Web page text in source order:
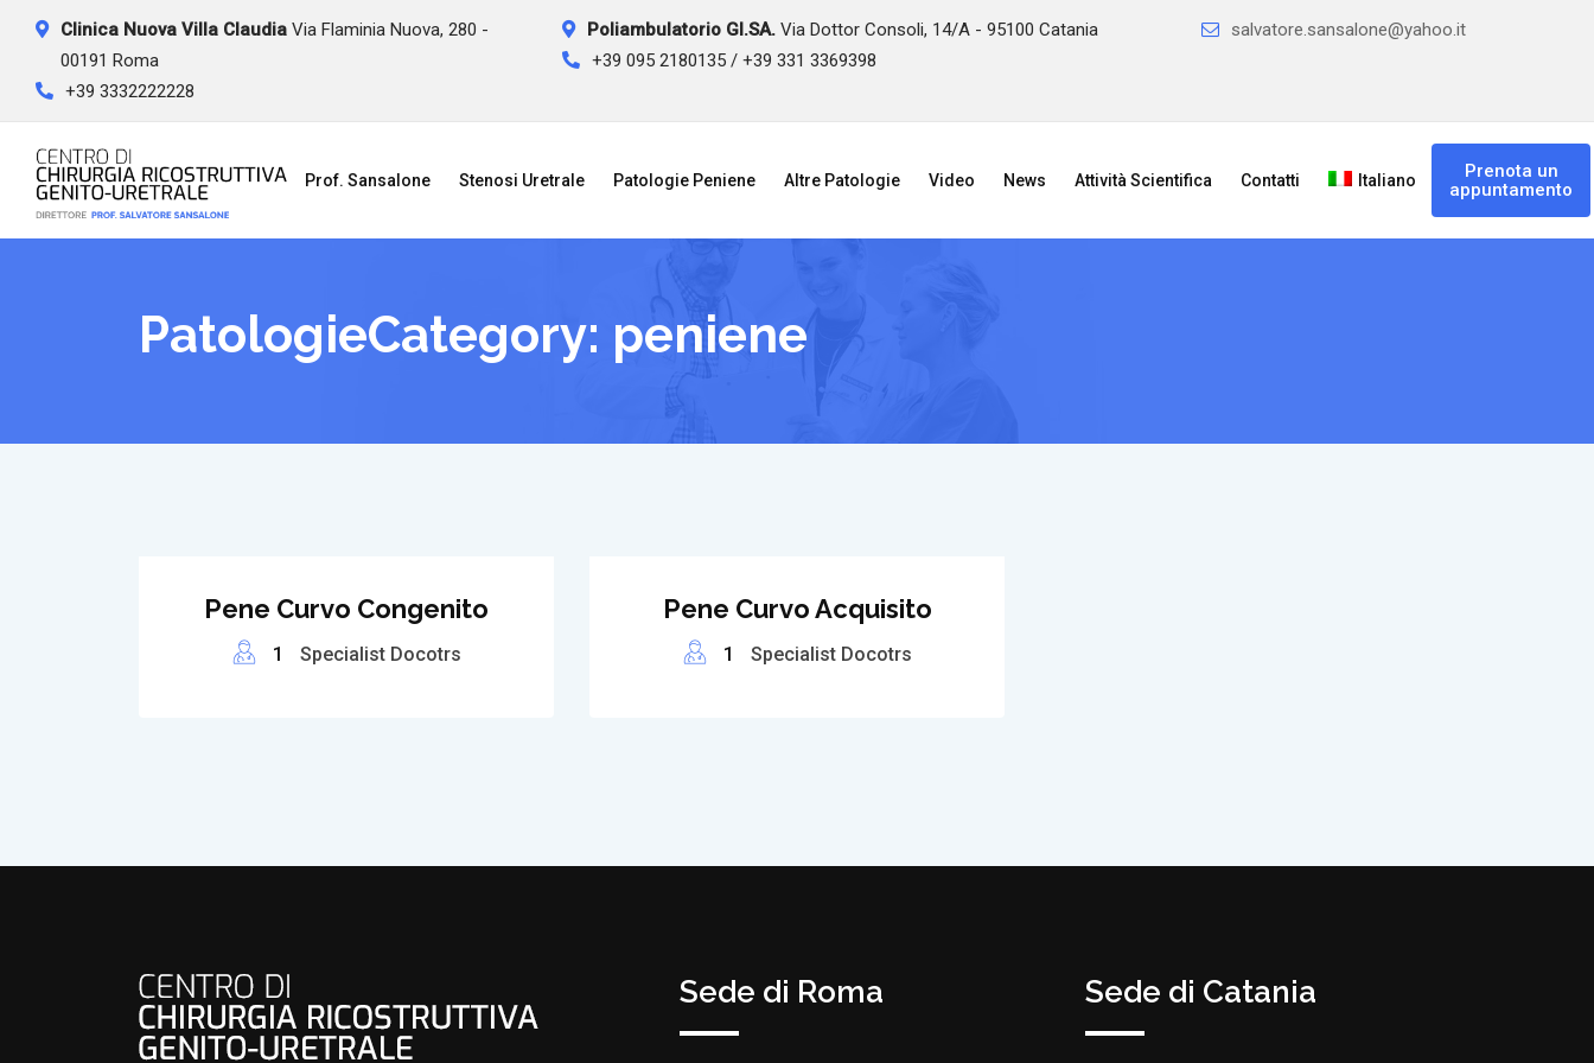
content
Clinica Nuova Villa Claudia Via Flaminia Nuova, 280 -
00191 Roma
+39 3332222228
Poliambulatorio GI.SA.Via Dottor Consoli, 14/A - 95100 Catania
+39 095 2180135 / +39 331 3369398
salvatore.sansalone@yahoo.it
Prof. Sansalone Stenosi Uretrale Patologie Peniene Altre Patologie Video News Attività Scientifica Contatti Italiano
Prenota un
appuntamento
PatologieCategory: peniene
Pene Curvo Congenito
1 Specialist Docotrs
Pene Curvo Acquisito
1 Specialist Docotrs
Sede di Roma Sede di Catania